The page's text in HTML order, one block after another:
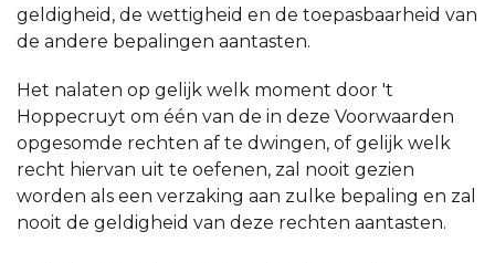
geldigheid, de wettigheid en de toepasbaarheid van
de andere bepalingen aantasten.
Het nalaten op gelijk welk moment door 't
Hoppecruyt om één van de in deze Voorwaarden
opgesomde rechten af te dwingen, of gelijk welk
recht hiervan uit te oefenen, zal nooit gezien
worden als een verzaking aan zulke bepaling en zal
nooit de geldigheid van deze rechten aantasten.